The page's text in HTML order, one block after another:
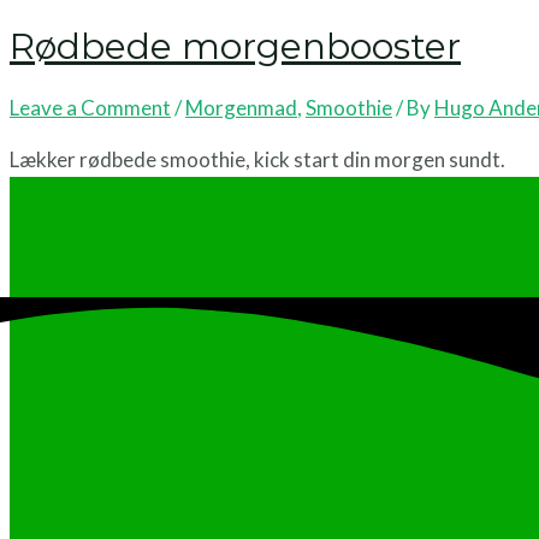
Rødbede morgenbooster
Leave a Comment/Morgenmad,Smoothie/ ByHugo
Lækker rødbede smoothie, kick start din morgen sundt.